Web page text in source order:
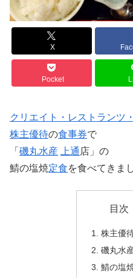
X
Pocket
クリエイト・レストランツ
株主優待の食事券で
「 磯丸水産 上通 店」の
鯖の塩焼定食を食べてきま
目次
株主優
磯丸水
鯖の塩